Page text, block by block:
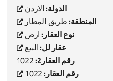
الدولة:الاردن
المنطقة:طريق المطار
نوع العقار:ارض
عقار لل:البيع
رقم العقار2: 1022
رقم العقار:1022